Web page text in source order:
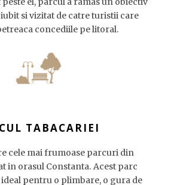
si vizitat de catre turistii care
concediile pe litoral.
TABACARIEI
cele mai frumoase parcuri din
in orasul Constanta. Acest parc
pentru o plimbare, o gura de